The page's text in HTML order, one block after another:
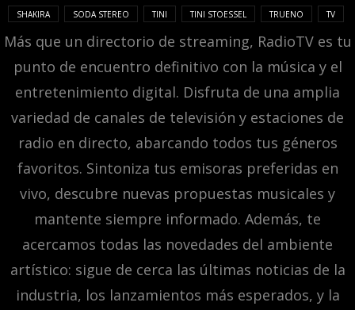
SHAKIRA SODA STEREO TINI TINI STOESSEL TRUENO TV
Más que un directorio de streaming, RadioTV es tu
punto de encuentro definitivo con la música y el
entretenimiento digital. Disfruta de una amplia
variedad de canales de televisión y estaciones de
radio en directo, abarcando todos tus géneros
favoritos. Sintoniza tus emisoras preferidas en
vivo, descubre nuevas propuestas musicales y
mantente siempre informado. Además, te
acercamos todas las novedades del ambiente
artístico: sigue de cerca las últimas noticias de la
industria, los lanzamientos más esperados, y la